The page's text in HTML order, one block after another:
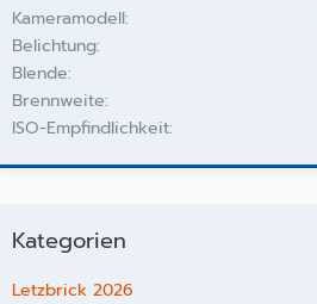
Kameramodell
Belichtung
Blende
Brennweite
ISO-Empfindlichkeit
Kategorien
Letzbrick 2026